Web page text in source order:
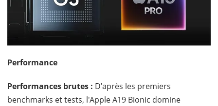
Performance
Performances brutes : D'après les premiers
benchmarks et tests, l'Apple A19 Bionic domine